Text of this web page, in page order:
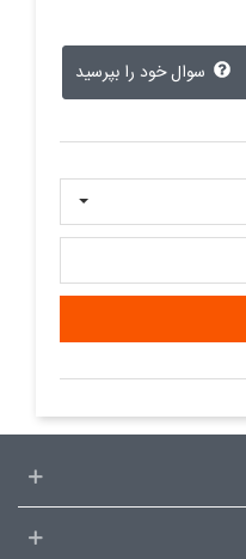
سوال خود را بپرسید